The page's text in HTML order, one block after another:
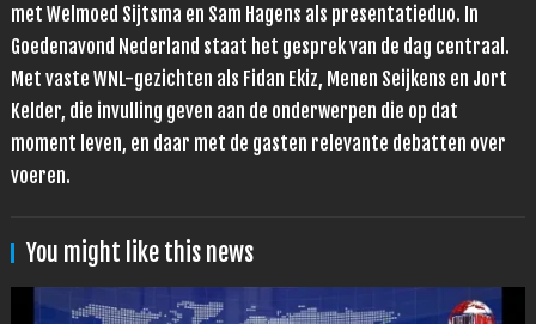
met Welmoed Sijtsma en Sam Hagens als presentatieduo. In
Goedenavond Nederland staat het gesprek van de dag centraal.
Met vaste WNL-gezichten als Fidan Ekiz, Menen Seijkens en Jort
Kelder, die invulling geven aan de onderwerpen die op dat
moment leven, en daar met de gasten relevante debatten over
voeren.
You might like this news